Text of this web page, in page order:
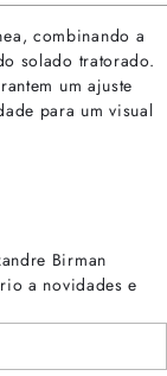
combinando a
solado tratorado.
um ajuste
para um visual
Birman
a novidades e